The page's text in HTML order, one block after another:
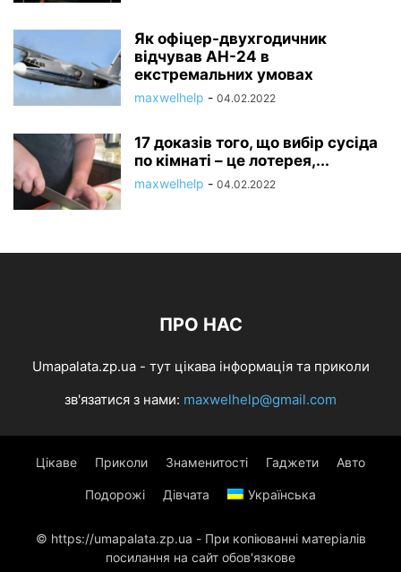
Як офіцер-двухгодичник
відчував АН-24 в
екстремальних умовах
maxwelhelp - 04.02.2022
17 доказів того, що вибір сусіда
по кімнаті – це лотерея,...
maxwelhelp - 04.02.2022
ПРО НАС
Umapalata.zp.ua - тут цікава інформація та приколи
зв'язатися з нами: maxwelhelp@gmail.com
Цікаве Приколи Знаменитості Гаджети Авто
Подорожі Дівчата Українська
© https://umapalata.zp.ua - При копіюванні матеріалів
посилання на сайт обов'язкове